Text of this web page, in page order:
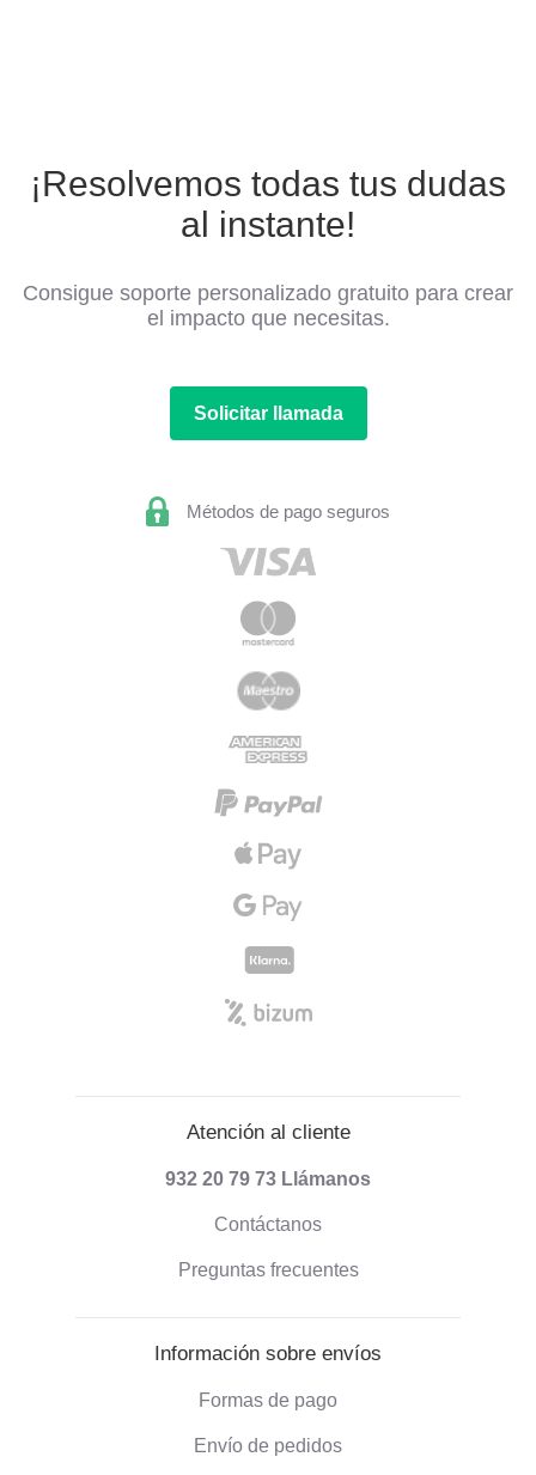
¡Resolvemos todas tus dudas
al instante!
Consigue soporte personalizado gratuito para crear
el impacto que necesitas.
Solicitar llamada
Métodos de pago seguros
Atención al cliente
932 20 79 73 Llámanos
Contáctanos
Preguntas frecuentes
Información sobre envíos
Formas de pago
Envío de pedidos